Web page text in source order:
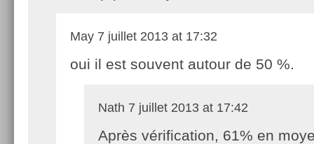
May 7 juillet 2013 at 17:32
oui il est souvent autour de 50 %.
Nath 7 juillet 2013 at 17:42
Après vérification, 61% en